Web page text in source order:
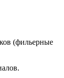
(фильерные